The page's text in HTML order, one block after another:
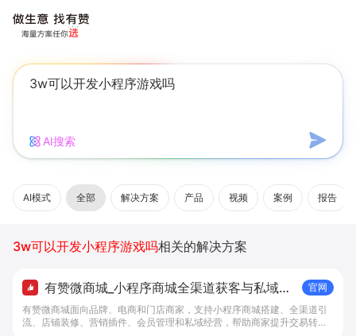
AI搜索
AI模式 全部 解决方案 产品 视频 案例 报告
3w可以开发小程序游戏吗相关的解决方案
有赞微商城_小程序商城全渠道获客与私域复
购工具 - 做生意, 找有赞
官网
有赞微商城面向品牌、电商和门店商家，支持小程序商城搭建、全渠道引
流、店铺装修、营销插件、会员管理和私域经营，帮助商家提升交易转化